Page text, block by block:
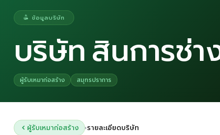
ข้อมูลบริษัท
บริษัท สินการช่า
ผู้รับเหมาก่อสร้าง สมุทรปราการ
ผู้รับเหมาก่อสร้าง ›รายละเอียดบริษัท